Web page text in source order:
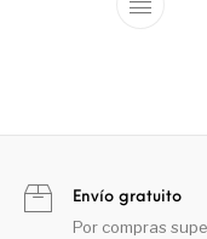
Envío gratuito
Por compras